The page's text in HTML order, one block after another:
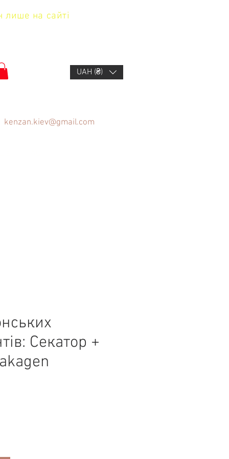
лише на сайті
UAH (₴)
kenzan.kiev@gmail.com
Секатор +